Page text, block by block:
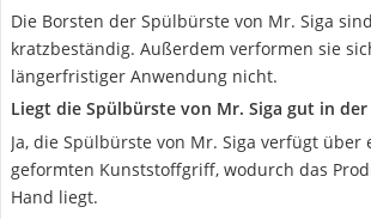
Die Borsten der Spülbürste von Mr. Siga
kratzbeständig. Außerdem verformen sie
längerfristiger Anwendung nicht.
Liegt die Spülbürste von Mr. Siga gut in der
Ja, die Spülbürste von Mr. Siga verfügt über
geformten Kunststoffgriff, wodurch das
Hand liegt.